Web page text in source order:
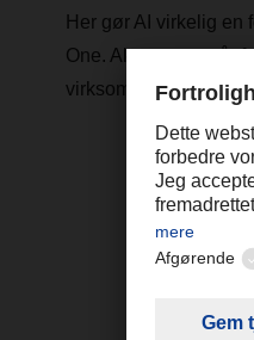
Her gør AI virkelig
One. Akronymet står
virksomhedens første
AI-
som